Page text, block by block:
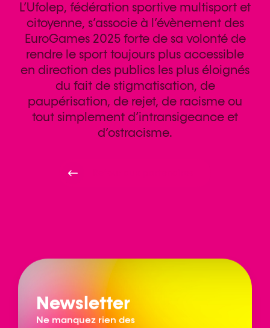
L’Ufolep, fédération sportive multisport et
citoyenne, s’associe à l’évènement des
EuroGames 2025 forte de sa volonté de
rendre le sport toujours plus accessible
en direction des publics les plus éloignés
du fait de stigmatisation, de
paupérisation, de rejet, de racisme ou
tout simplement d’intransigeance et
d’ostracisme.
Newsletter
Ne manquez rien des